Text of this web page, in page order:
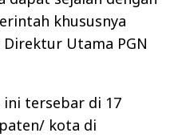
khususnya
Utama PGN
ini tersebar di 17
kota di